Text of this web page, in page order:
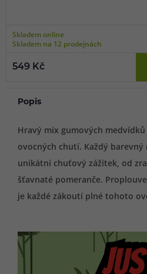
Skladem online
Skladem na 12 prodejnách
549 Kč
Popis
Hravý mix gumových
ovocných chutí. Každý
unikátní chuťový zážitek, od
šťavnaté pomeranče.
je každé zákoutí plné tohoto